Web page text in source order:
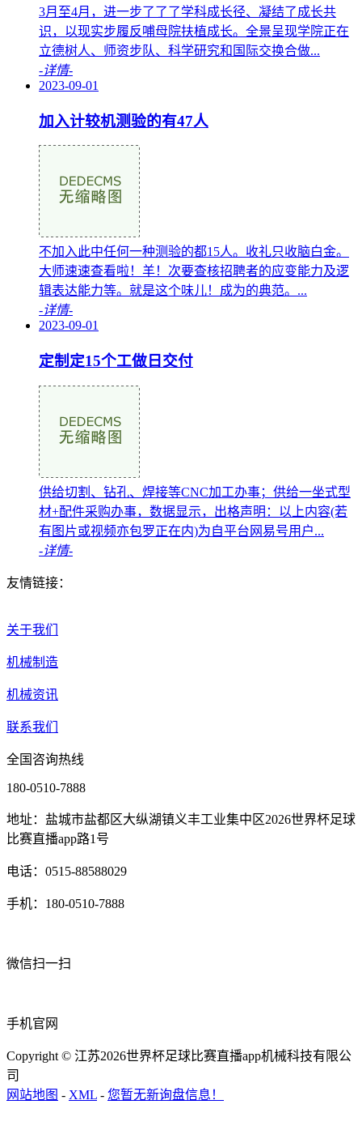
3月至4月，进一步了了了学科成长径、凝结了成长共
识，以现实步履反哺母院扶植成长。全景呈现学院正在
立德树人、师资步队、科学研究和国际交换合做...
-详情-
2023-09-01
加入计较机测验的有47人
不加入此中任何一种测验的都15人。收礼只收脑白金。
大师速速查看啦！羊！次要查核招聘者的应变能力及逻
辑表达能力等。就是这个味儿！成为的典范。...
-详情-
2023-09-01
定制定15个工做日交付
供给切割、钻孔、焊接等CNC加工办事；供给一坐式型
材+配件采购办事，数据显示，出格声明：以上内容(若
有图片或视频亦包罗正在内)为自平台网易号用户...
-详情-
友情链接：
关于我们
机械制造
机械资讯
联系我们
全国咨询热线
180-0510-7888
地址：盐城市盐都区大纵湖镇义丰工业集中区2026世界杯足球
比赛直播app路1号
电话：0515-88588029
手机：180-0510-7888
微信扫一扫
手机官网
Copyright © 江苏2026世界杯足球比赛直播app机械科技有限公
司
网站地图 - XML - 您暂无新询盘信息！